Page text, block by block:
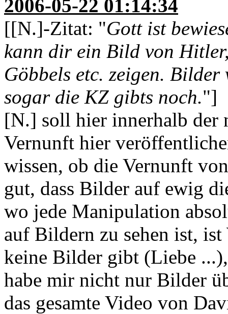
2006-05-22 01:14:34
[[N.]-Zitat: "Gott ist
kann dir ein Bild von
Göbbels etc. zeigen.
sogar die KZ gibts noch."]
[N.] soll hier innerhalb der
Vernunft hier
wissen, ob die Vernunft
gut, dass Bilder auf ewig
wo jede Manipulation
auf Bildern zu sehen ist,
keine Bilder gibt (Liebe
habe mir nicht nur Bilder
das gesamte Video von